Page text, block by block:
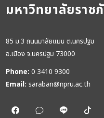
มหาวิทยาลัยราช
85 ม.3 ถนนมาลัยแมน ต.นครปฐม
อ.เมือง จ.นครปฐม 73000
Phone: 0 3410 9300
Email: saraban@npru.ac.th